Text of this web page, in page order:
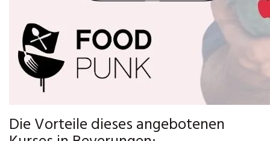
Die Vorteile dieses angebotenen